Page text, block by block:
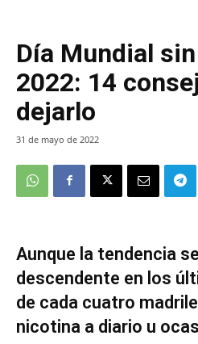
Día Mundial
2022: 14
dejarlo
31 de mayo de 2022
Aunque la tendencia
descendente en los
de cada cuatro
nicotina a diario u